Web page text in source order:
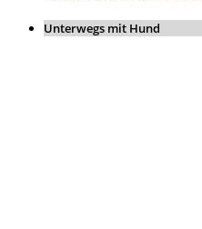
Unterwegs mit Hund